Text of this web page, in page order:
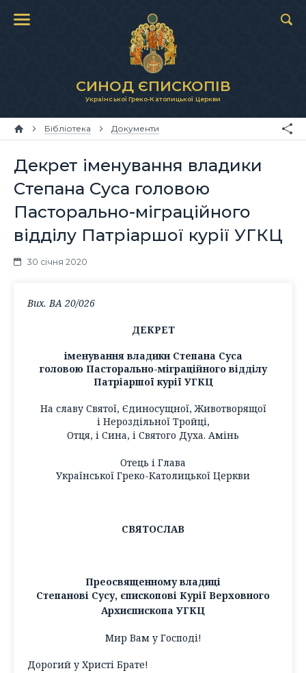
СИНОД ЄПИСКОПІВ
Української Греко-Католицької Церкви
Бібліотека Документи
Декрет іменування владики
Степана Суса головою
Пасторально-міграційного
відділу Патріаршої курії УГКЦ
30 січня 2020
Вих. ВА 20/026
ДЕКРЕТ
іменування владики Степана Суса
головою Пасторально-міграційного відділу
Патріаршої курії УГКЦ
На славу Святої, Єдиносущної, Животворящої
і Нероздільної Тройці,
Отця, і Сина, і Святого Духа. Амінь
Отець і Глава
Української Греко-Католицької Церкви
СВЯТОСЛАВ
Преосвященному владиці
Степанові Сусу, єпископові Курії Верховного
Архиєпископа УГКЦ
Мир Вам у Господі!
Дорогий у Христі Брате!